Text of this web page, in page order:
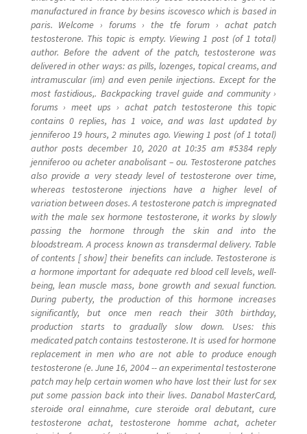
manufactured in france by besins iscovesco which is based in
paris. Welcome › forums › the tfe forum › achat patch
testosterone. This topic is empty. Viewing 1 post (of 1 total)
author. Before the advent of the patch, testosterone was
delivered in other ways: as pills, lozenges, topical creams, and
intramuscular (im) and even penile injections. Except for the
most fastidious,. Backpacking travel guide and community ›
forums › meet ups › achat patch testosterone this topic
contains 0 replies, has 1 voice, and was last updated by
jenniferoo 19 hours, 2 minutes ago. Viewing 1 post (of 1 total)
author posts december 10, 2020 at 10:35 am #5384 reply
jenniferoo ou acheter anabolisant – ou. Testosterone patches
also provide a very steady level of testosterone over time,
whereas testosterone injections have a higher level of
variation between doses. A testosterone patch is impregnated
with the male sex hormone testosterone, it works by slowly
passing the hormone through the skin and into the
bloodstream. A process known as transdermal delivery. Table
of contents [ show] their benefits can include. Testosterone is
a hormone important for adequate red blood cell levels, well-
being, lean muscle mass, bone growth and sexual function.
During puberty, the production of this hormone increases
significantly, but once men reach their 30th birthday,
production starts to gradually slow down. Uses: this
medicated patch contains testosterone. It is used for hormone
replacement in men who are not able to produce enough
testosterone (e. June 16, 2004 -- an experimental testosterone
patch may help certain women who have lost their lust for sex
put some passion back into their lives. Danabol MasterCard,
steroide oral einnahme, cure steroide oral debutant, cure
testosterone achat, testosterone homme achat, acheter